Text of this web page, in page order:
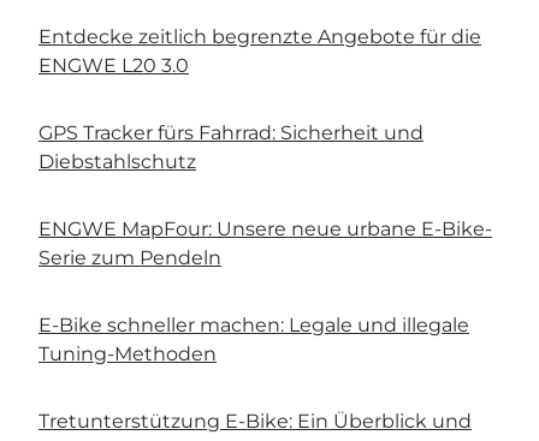
Entdecke zeitlich begrenzte Angebote für die
ENGWE L20 3.0
GPS Tracker fürs Fahrrad: Sicherheit und
Diebstahlschutz
ENGWE MapFour: Unsere neue urbane E-Bike-
Serie zum Pendeln
E-Bike schneller machen: Legale und illegale
Tuning-Methoden
Tretunterstützung E-Bike: Ein Überblick und